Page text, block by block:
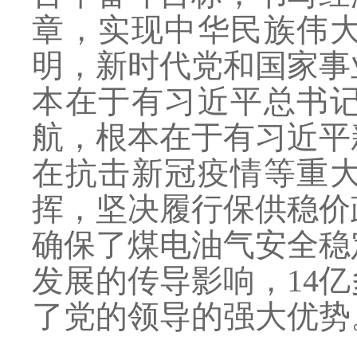
章，实现中华民族伟
明，新时代党和国家
本在于有习近平总书
航，根本在于有习近
在抗击新冠疫情等重
挥，坚决履行保供稳
确保了煤电油气安全
发展的传导影响，14
了党的领导的强大优